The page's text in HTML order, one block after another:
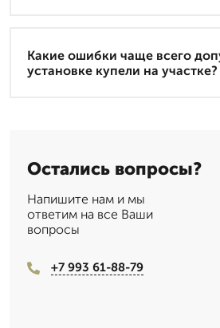
Какие ошибки чаще всего
установке купели на участке?
Остались вопросы?
Напишите нам и мы
ответим на все Ваши
вопросы
+7 993 61-88-79